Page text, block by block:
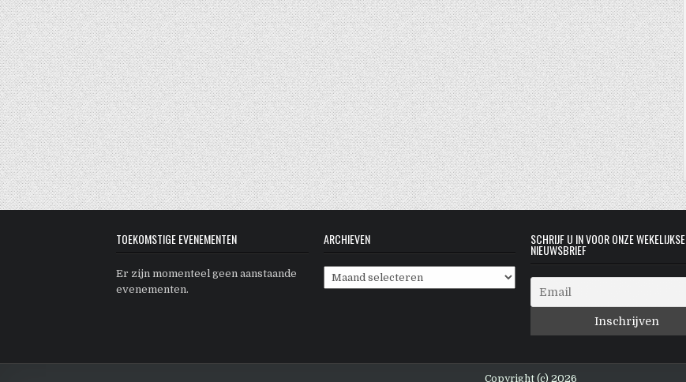
TOEKOMSTIGE EVENEMENTEN
Er zijn momenteel geen aanstaande
evenementen.
ARCHIEVEN
Archieven
SCHRIJF U IN VOOR ONZE WEKELIJKSE
NIEUWSBRIEF
Copyright (c) 2026